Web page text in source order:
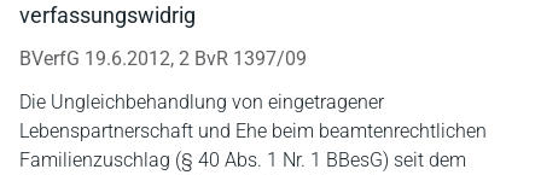
verfassungswidrig
BVerfG 19.6.2012, 2 BvR 1397/09
Die Ungleichbehandlung von eingetragener
Lebenspartnerschaft und Ehe beim beamtenrechtlichen
Familienzuschlag (§ 40 Abs. 1 Nr. 1 BBesG) seit dem